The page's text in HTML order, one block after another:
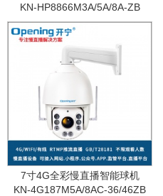
KN-HP8866M3A/5A/8A-ZB
7寸4G全彩慢直播智能球机
KN-4G187M5A/8AC-36/46ZB